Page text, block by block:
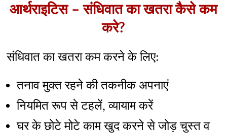
आर्थराइटिस – संधिवात का खतरा कैसे कम
करे?
संधिवात का खतरा कम करने के लिए:
तनाव मुक्त रहने की तकनीक अपनाएं
नियमित रूप से टहलें, व्यायाम करें
घर के छोटे मोटे काम खुद करने से जोड़ चुस्त व